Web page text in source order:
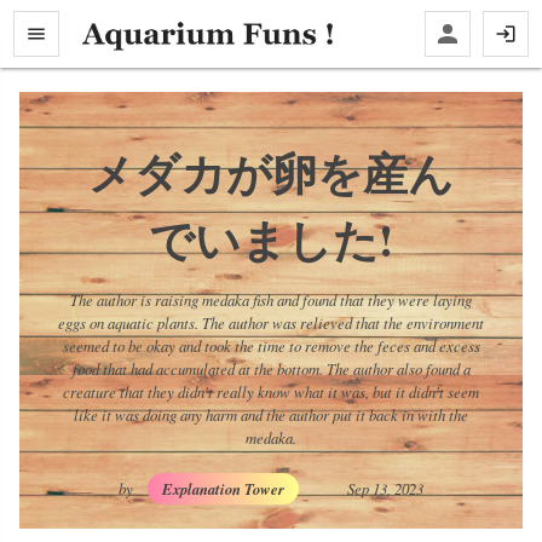
メダカが卵を産ん
でいました!
The author is raising medaka fish and found that they were laying
eggs on aquatic plants. The author was relieved that the environment
seemed to be okay and took the time to remove the feces and excess
food that had accumulated at the bottom. The author also found a
creature that they didn't really know what it was, but it didn't seem
like it was doing any harm and the author put it back in with the
medaka.
by Explanation Tower Sep 13, 2023